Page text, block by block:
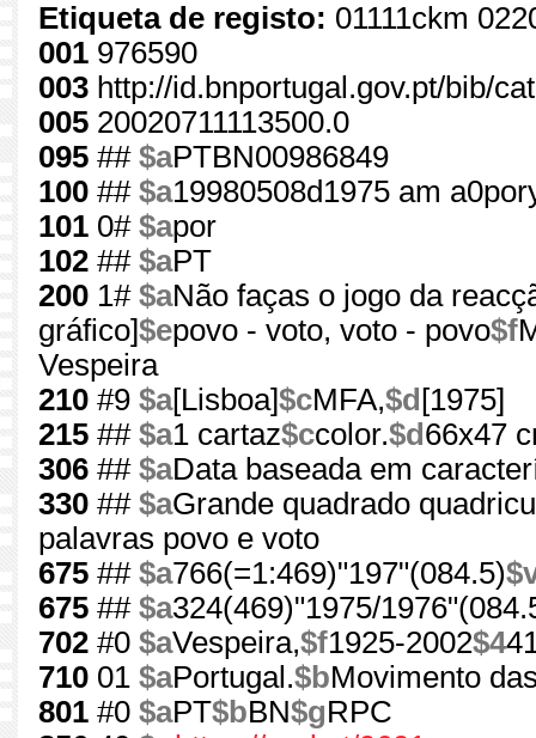
Etiqueta de registo: 01111ckm
001 976590
003 http://id.bnportugal.gov.pt/bib/
005 20020711113500.0
095 ## $aPTBN00986849
100 ## $a19980508d1975 am
101 0# $apor
102 ## $aPT
200 1# $aNão faças o jogo da
gráfico]$epovo - voto, voto - povo$f
Vespeira
210 #9 $a[Lisboa]$cMFA,$d [1975]
215 ## $a1 cartaz$ccolor.$d 66x47
306 ## $aData baseada em
330 ## $aGrande quadrado
palavras povo e voto
675 ## $a766(=1:469)"197"(084.5)
675 ## $a324(469)"1975/
702 #0 $aVespeira,$f1925-2002$4
710 01 $aPortugal.$bMovimento
801 #0 $aPT$bBN$gRPC